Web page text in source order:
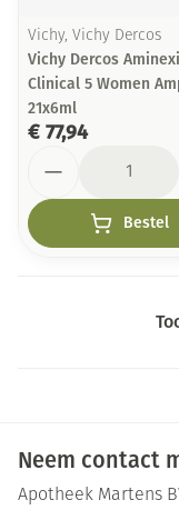
Vichy, Vichy Dercos
Vichy Dercos
Clinical 5 Women
21x6ml
€ 77,94
Bestel
Neem contact
Apotheek Martens